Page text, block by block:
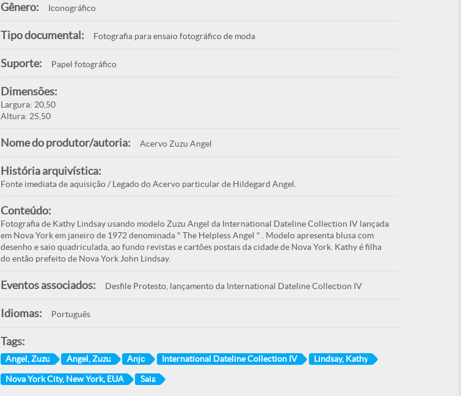
Gênero: Iconográfico
Tipo documental: Fotografia para ensaio fotográfico de moda
Suporte: Papel fotográfico
Dimensões:
Largura: 20,50
Altura: 25,50
Nome do produtor/autoria: Acervo Zuzu Angel
História arquivística:
Fonte imediata de aquisição / Legado do Acervo particular de Hildegard Angel.
Conteúdo:
Fotografia de Kathy Lindsay usando modelo Zuzu Angel da International Dateline Collection IV lançada
em Nova York em janeiro de 1972 denominada " The Helpless Angel " . Modelo apresenta blusa com
desenho e saio quadriculada, ao fundo revistas e cartões postais da cidade de Nova York. Kathy é filha
do então prefeito de Nova York John Lindsay.
Eventos associados: Desfile Protesto, lançamento da International Dateline Collection IV
Idiomas: Português
Tags:
Angel, Zuzu Angel, Zuzu Anjo International Dateline Collection IV Lindsay, Kathy
Nova York City, New York, EUA Saia